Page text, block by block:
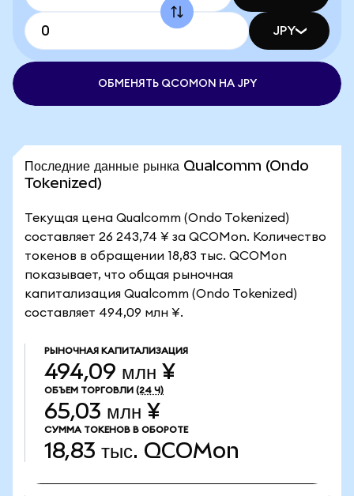
JPY
ОБМЕНЯТЬ QCOMON НА JPY
Последние данные рынка Qualcomm (Ondo
Tokenized)
Текущая цена Qualcomm (Ondo Tokenized)
составляет 26 243,74 ¥ за QCOMon. Количество
токенов в обращении 18,83 тыс. QCOMon
показывает, что общая рыночная
капитализация Qualcomm (Ondo Tokenized)
составляет 494,09 млн ¥.
РЫНОЧНАЯ КАПИТАЛИЗАЦИЯ
494,09 млн ¥
ОБЪЕМ ТОРГОВЛИ (24 Ч)
65,03 млн ¥
СУММА ТОКЕНОВ В ОБОРОТЕ
18,83 тыс. QCOMon